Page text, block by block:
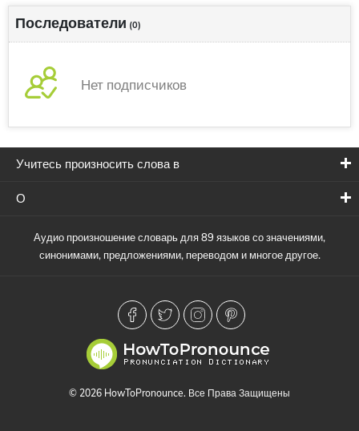
Последователи (0)
Нет подписчиков
Учитесь произносить слова в
О
Аудио произношение словарь для 89 языков со значениями,
синонимами, предложениями, переводом и многое другое.
© 2026 HowToPronounce. Все Права Защищены